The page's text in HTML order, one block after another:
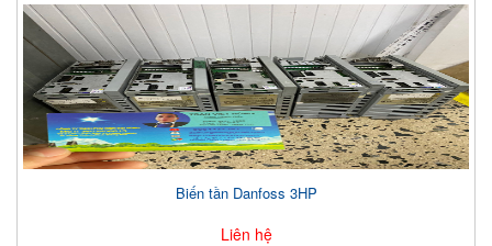
Biến tần Danfoss 3HP
Liên hệ